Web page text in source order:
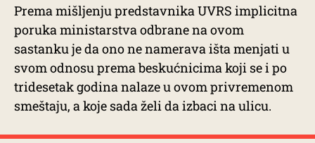
Prema mišljenju predstavnika UVRS implicitna
poruka ministarstva odbrane na ovom
sastanku je da ono ne namerava išta menjati u
svom odnosu prema beskućnicima koji se i po
tridesetak godina nalaze u ovom privremenom
smeštaju, a koje sada želi da izbaci na ulicu.